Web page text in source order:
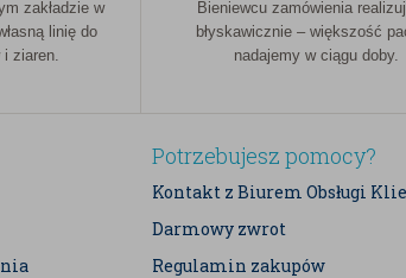
zakładzie w
linię do
i ziaren.
Bieniewcu zamówienia
błyskawicznie – większość
nadajemy w ciągu doby.
Potrzebujesz pomocy?
Kontakt z Biurem Obsługi
Darmowy zwrot
Regulamin zakupów